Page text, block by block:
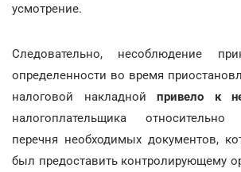
усмотрение.
Следовательно, несоблюдение
определенности во время
налоговой накладной привело к
налогоплательщика относительно
перечня необходимых документов,
был предоставить контролирующему